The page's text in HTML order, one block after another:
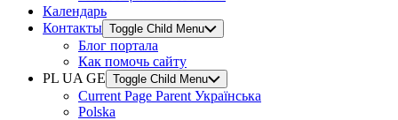
Календарь
Контакты Toggle Child Menu
Блог портала
Как помочь сайту
PL UA GE Toggle Child Menu
Current Page Parent Українська
Polska